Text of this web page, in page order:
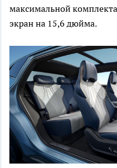
максимальной
экран на 15,6 дюйма.